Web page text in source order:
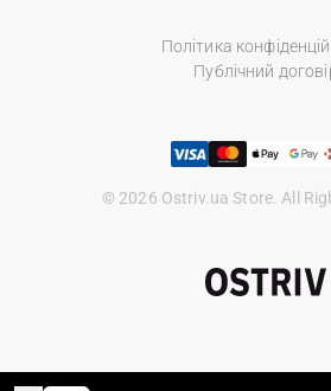
Політика
Публічний
© 2026 Ostriv.ua Store. All